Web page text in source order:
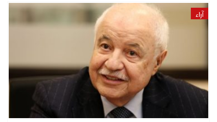
آراء